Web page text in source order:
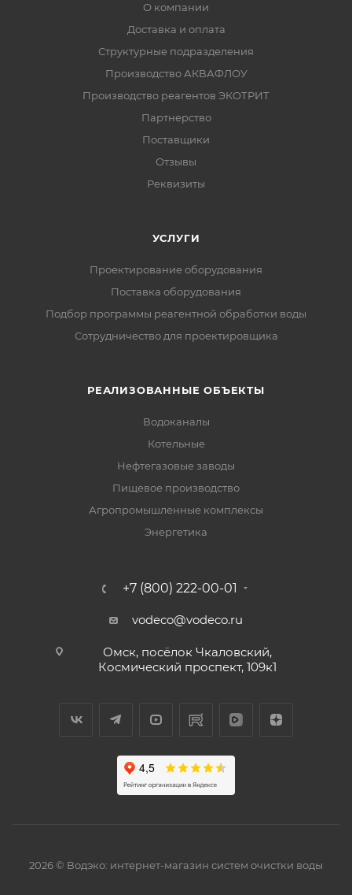
О компании
Доставка и оплата
Структурные подразделения
Производство АКВАФЛОУ
Производство реагентов ЭКОТРИТ
Партнерство
Поставщики
Отзывы
Реквизиты
УСЛУГИ
Проектирование оборудования
Поставка оборудования
Подбор программы реагентной обработки воды
Сотрудничество для проектировщика
РЕАЛИЗОВАННЫЕ ОБЪЕКТЫ
Водоканалы
Котельные
Нефтегазовые заводы
Пищевое производство
Агропромышленные комплексы
Энергетика
+7 (800) 222-00-01
vodeco@vodeco.ru
Омск, посёлок Чкаловский,
Космический проспект, 109к1
2026 © Водэко: интернет-магазин систем очистки воды